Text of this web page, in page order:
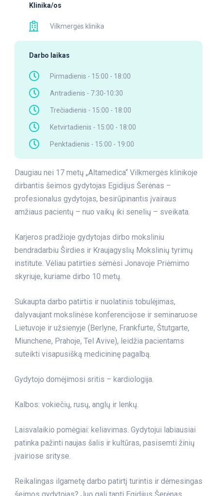
Klinika/os
Vilkmergės klinika
Darbo laikas
Pirmadienis - 15:00 - 18:00
Antradienis - 7:30-10:30
Trečiadienis - 15:00 - 18:00
Ketvirtadienis - 15:00 - 18:00
Penktadienis - 15:00 - 19:00
Daugiau nei 17 metų „Altamedica“ Vilkmergės klinikoje
dirbantis šeimos gydytojas Egidijus Šerėnas –
profesionalus gydytojas, besirūpinantis įvairaus
amžiaus pacientų – nuo vaikų iki senelių – sveikata.
Karjeros pradžioje gydytojas dirbo moksliniu
bendradarbiu Širdies ir Kraujagyslių Mokslinių tyrimų
institute. Vėliau patirties sėmėsi Jonavoje Priėmimo
skyriuje, kuriame dirbo 10 metų.
Sukaupta darbo patirtis ir nuolatinis tobulėjimas,
dalyvaujant mokslinėse konferencijose ir seminaruose
Lietuvoje ir užsienyje (Berlyne, Frankfurte, Štutgarte,
Miunchene, Prahoje, Tel Avive), leidžia pacientams
suteikti visapusišką medicininę pagalbą.
Gydytojo domėjimosi sritis – kardiologija.
Kalbos: vokiečių, rusų, anglų ir lenkų.
Laisvalaikio pomėgiai: keliavimas. Gydytojui labiausiai
patinka pažinti naujas šalis ir kultūras, pasisemti žinių
įvairiose srityse.
Reikalingas ilgametę darbo patirtį turintis ir dėmesingas